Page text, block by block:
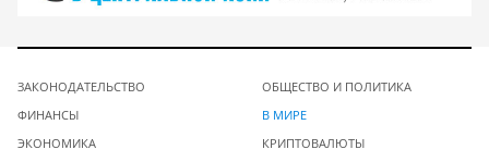
ЗАКОНОДАТЕЛЬСТВО
ФИНАНСЫ
ЭКОНОМИКА
ОБЩЕСТВО И ПОЛИТИКА
В МИРЕ
КРИПТОВАЛЮТЫ